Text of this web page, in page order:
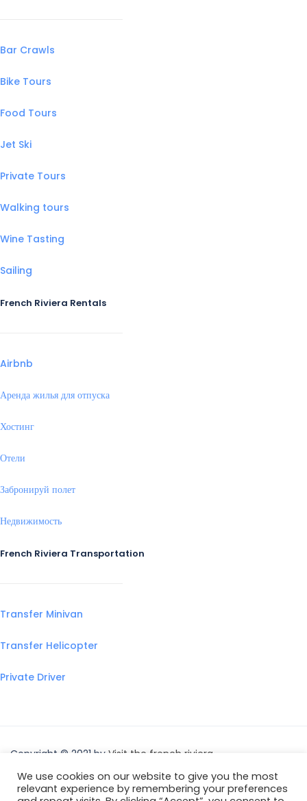
Bar Crawls
Bike Tours
Food Tours
Jet Ski
Private Tours
Walking tours
Wine Tasting
Sailing
French Riviera Rentals
Airbnb
Аренда жилья для отпуска
Хостинг
Отели
Забронируй полет
Недвижимость
French Riviera Transportation
Transfer Minivan
Transfer Helicopter
Private Driver
Copyright © 2021 by Visit the french riviera
We use cookies on our website to give you the most
relevant experience by remembering your preferences